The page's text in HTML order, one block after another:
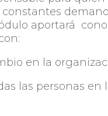
aportará
en la
las personas